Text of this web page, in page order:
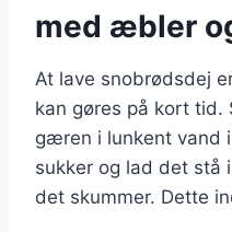
med æbler
At lave snobrødsdej
kan gøres på kort tid.
gæren i lunkent vand
sukker og lad det stå
det skummer. Dette